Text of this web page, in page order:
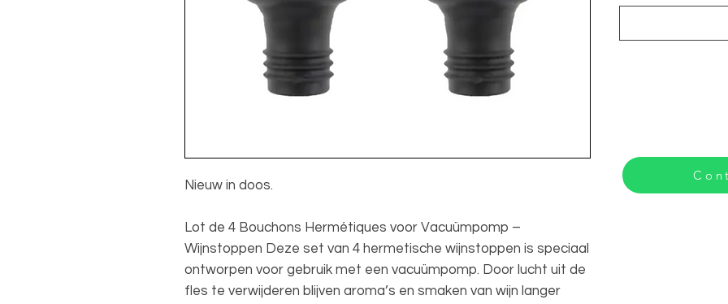
Nieuw in doos.
Lot de 4 Bouchons Hermétiques voor Vacuümpomp –
Wijnstoppen Deze set van 4 hermetische wijnstoppen is speciaal
ontworpen voor gebruik met een vacuümpomp. Door lucht uit de
fles te verwijderen blijven aroma’s en smaken van wijn langer